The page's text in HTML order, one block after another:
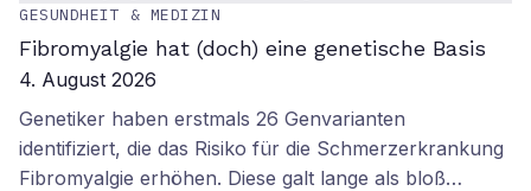
GESUNDHEIT & MEDIZIN
Fibromyalgie hat (doch) eine genetische Basis
4. August 2026
Genetiker haben erstmals 26 Genvarianten
identifiziert, die das Risiko für die Schmerzerkrankung
Fibromyalgie erhöhen. Diese galt lange als bloß…